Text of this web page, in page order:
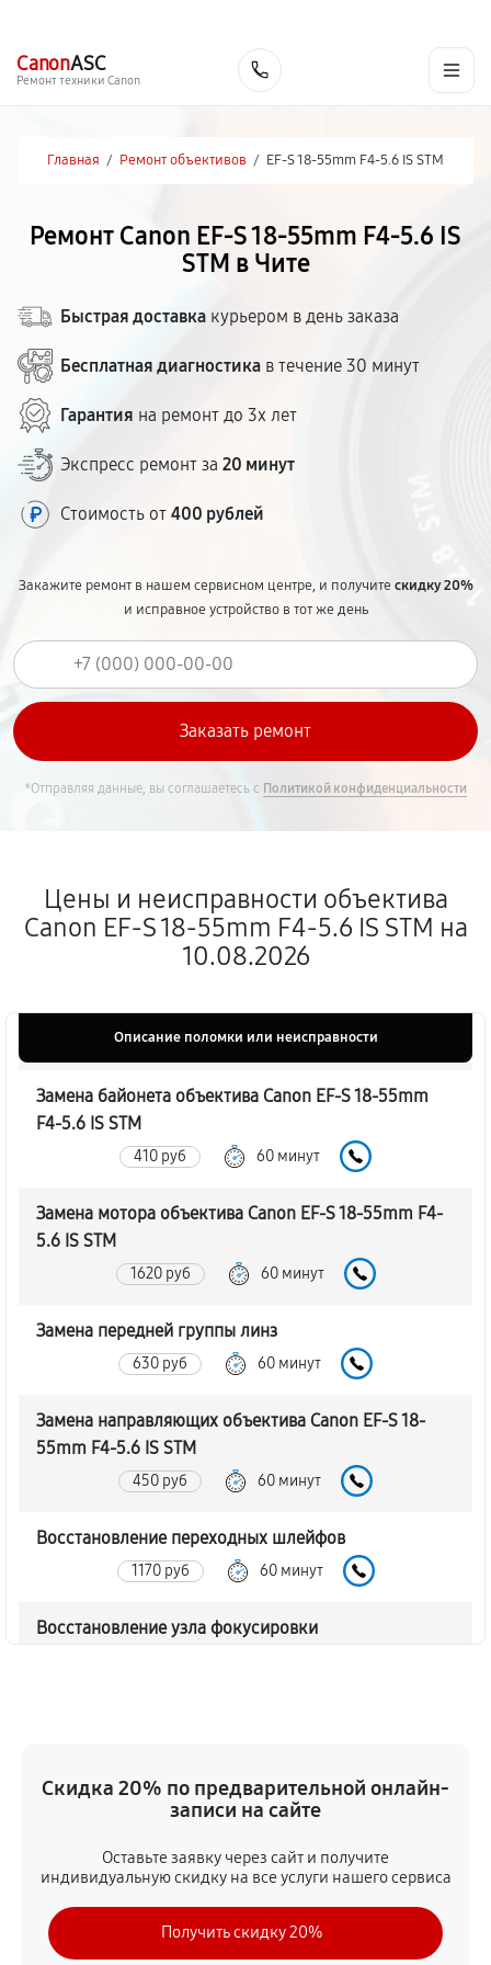
CanonASC
Ремонт техники Canon
Главная / Ремонт объективов / EF-S 18-55mm F4-5.6 IS STM
Ремонт Canon EF-S 18-55mm F4-5.6 IS
STM в Чите
Быстрая доставка курьером в день заказа
Бесплатная диагностика в течение 30 минут
Гарантия на ремонт до 3х лет
Экспресс ремонт за 20 минут
Стоимость от 400 рублей
Закажите ремонт в нашем сервисном центре, и получитескидку 20%
и исправное устройство в тот же день
*Отправляя данные, вы соглашаетесь с Политикой конфиденциальности
Цены и неисправности объектива
Canon EF-S 18-55mm F4-5.6 IS STM на
10.08.2026
Описание поломки или неисправности
Замена байонета объектива Canon EF-S 18-55mm
F4-5.6 IS STM
410 руб 60 минут
Замена мотора объектива Canon EF-S 18-55mm F4-
5.6 IS STM
1620 руб 60 минут
Замена передней группы линз
630 руб 60 минут
Замена направляющих объектива Canon EF-S 18-
55mm F4-5.6 IS STM
450 руб 60 минут
Восстановление переходных шлейфов
1170 руб 60 минут
Восстановление узла фокусировки
720 руб
1350 руб 60 минут
Чистка от пыли объектива Canon EF-S 18-55mm F4-
5.6 IS STM
Скидка 20% по предварительной онлайн-
записи на сайте
Оставьте заявку через сайт и получите
индивидуальную скидку на все услуги нашего сервиса
Получить скидку 20%